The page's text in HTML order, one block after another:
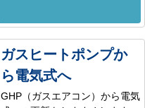
ガスヒートポンプか
ら電気式へ
GHP（ガスエアコン）から電気